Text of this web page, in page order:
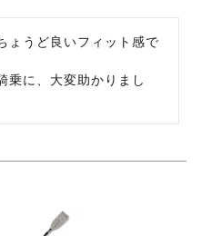
ょうど良いフィット感で
乗に、大変助かりまし